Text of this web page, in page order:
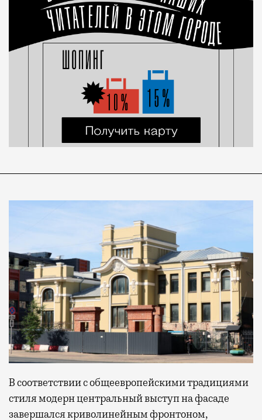
В соответствии с общеевропейскими традициями
стиля модерн центральный выступ на фасаде
завершался криволинейным фронтоном,